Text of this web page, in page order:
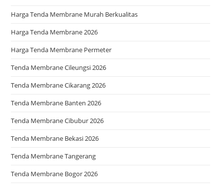
Harga Tenda Membrane Murah Berkualitas
Harga Tenda Membrane 2026
Harga Tenda Membrane Permeter
Tenda Membrane Cileungsi 2026
Tenda Membrane Cikarang 2026
Tenda Membrane Banten 2026
Tenda Membrane Cibubur 2026
Tenda Membrane Bekasi 2026
Tenda Membrane Tangerang
Tenda Membrane Bogor 2026